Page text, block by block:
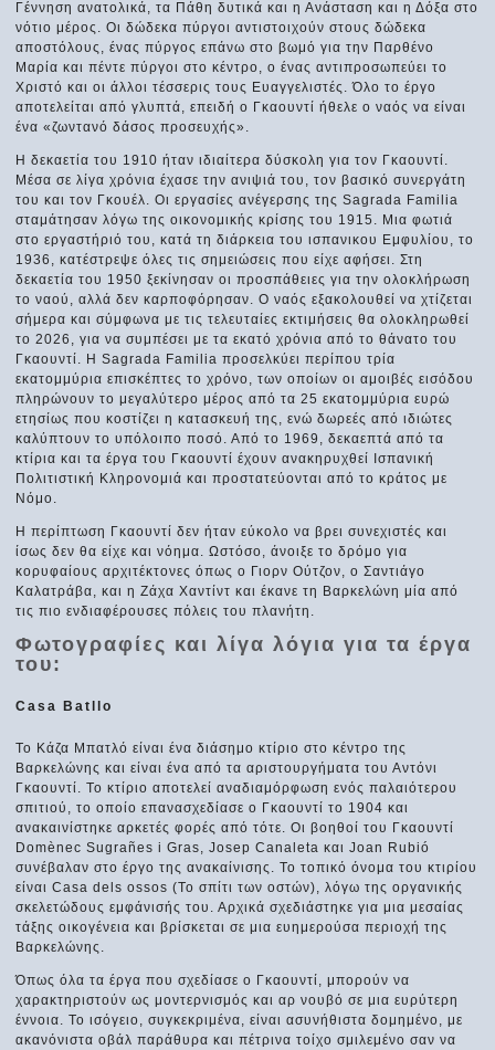
Γέννηση ανατολικά, τα Πάθη δυτικά και η Ανάσταση και η Δόξα στο
νότιο μέρος. Οι δώδεκα πύργοι αντιστοιχούν στους δώδεκα
αποστόλους, ένας πύργος επάνω στο βωμό για την Παρθένο
Μαρία και πέντε πύργοι στο κέντρο, ο ένας αντιπροσωπεύει το
Χριστό και οι άλλοι τέσσερις τους Ευαγγελιστές. Όλο το έργο
αποτελείται από γλυπτά, επειδή ο Γκαουντί ήθελε ο ναός να είναι
ένα «ζωντανό δάσος προσευχής».
Η δεκαετία του 1910 ήταν ιδιαίτερα δύσκολη για τον Γκαουντί.
Μέσα σε λίγα χρόνια έχασε την ανιψιά του, τον βασικό συνεργάτη
του και τον Γκουέλ. Οι εργασίες ανέγερσης της Sagrada Familia
σταμάτησαν λόγω της οικονομικής κρίσης του 1915. Μια φωτιά
στο εργαστήριό του, κατά τη διάρκεια του ισπανικου Εμφυλίου, το
1936, κατέστρεψε όλες τις σημειώσεις που είχε αφήσει. Στη
δεκαετία του 1950 ξεκίνησαν οι προσπάθειες για την ολοκλήρωση
το ναού, αλλά δεν καρποφόρησαν. Ο ναός εξακολουθεί να χτίζεται
σήμερα και σύμφωνα με τις τελευταίες εκτιμήσεις θα ολοκληρωθεί
το 2026, για να συμπέσει με τα εκατό χρόνια από το θάνατο του
Γκαουντί. Η Sagrada Familia προσελκύει περίπου τρία
εκατομμύρια επισκέπτες το χρόνο, των οποίων οι αμοιβές εισόδου
πληρώνουν το μεγαλύτερο μέρος από τα 25 εκατομμύρια ευρώ
ετησίως που κοστίζει η κατασκευή της, ενώ δωρεές από ιδιώτες
καλύπτουν το υπόλοιπο ποσό. Από το 1969, δεκαεπτά από τα
κτίρια και τα έργα του Γκαουντί έχουν ανακηρυχθεί Ισπανική
Πολιτιστική Κληρονομιά και προστατεύονται από το κράτος με
Νόμο.
Η περίπτωση Γκαουντί δεν ήταν εύκολο να βρει συνεχιστές και
ίσως δεν θα είχε και νόημα. Ωστόσο, άνοιξε το δρόμο για
κορυφαίους αρχιτέκτονες όπως ο Γιορν Ούτζον, ο Σαντιάγο
Καλατράβα, και η Ζάχα Χαντίντ και έκανε τη Βαρκελώνη μία από
τις πιο ενδιαφέρουσες πόλεις του πλανήτη.
Φωτογραφίες και λίγα λόγια για τα έργα
του:
Casa Batllo
Το Κάζα Μπατλό είναι ένα διάσημο κτίριο στο κέντρο της
Βαρκελώνης και είναι ένα από τα αριστουργήματα του Αντόνι
Γκαουντί. Το κτίριο αποτελεί αναδιαμόρφωση ενός παλαιότερου
σπιτιού, το οποίο επανασχεδίασε ο Γκαουντί το 1904 και
ανακαινίστηκε αρκετές φορές από τότε. Οι βοηθοί του Γκαουντί
Domènec Sugrañes i Gras, Josep Canaleta και Joan Rubió
συνέβαλαν στο έργο της ανακαίνισης. Το τοπικό όνομα του κτιρίου
είναι Casa dels ossos (Το σπίτι των οστών), λόγω της οργανικής
σκελετώδους εμφάνισής του. Αρχικά σχεδιάστηκε για μια μεσαίας
τάξης οικογένεια και βρίσκεται σε μια ευημερούσα περιοχή της
Βαρκελώνης.
Όπως όλα τα έργα που σχεδίασε ο Γκαουντί, μπορούν να
χαρακτηριστούν ως μοντερνισμός και αρ νουβό σε μια ευρύτερη
έννοια. Το ισόγειο, συγκεκριμένα, είναι ασυνήθιστα δομημένο, με
ακανόνιστα οβάλ παράθυρα και πέτρινα τοίχο σμιλεμένο σαν να